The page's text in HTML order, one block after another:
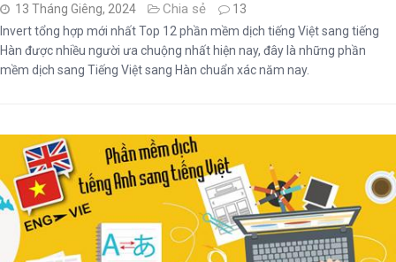
13 Tháng Giêng, 2024 Chia sẻ
13
Invert tổng hợp mới nhất Top 12 phần mềm dịch tiếng Việt sang tiếng
Hàn được nhiều người ưa chuộng nhất hiện nay, đây là những phần
mềm dịch sang Tiếng Việt sang Hàn chuẩn xác năm nay.